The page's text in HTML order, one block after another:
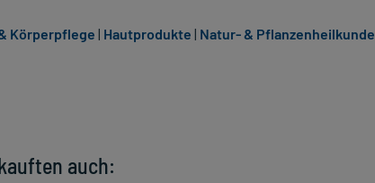
auch:
Körperpflege | Hautprodukte | Natur- & Pflanzenheilkunde